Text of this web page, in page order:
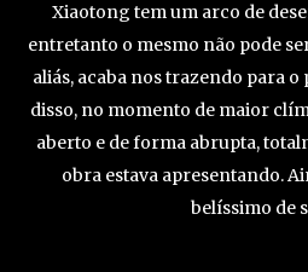
Xiaotong tem um arco de
entretanto o mesmo não pode
aliás, acaba nos trazendo para
disso, no momento de maior
aberto e de forma abrupta,
obra estava apresentando.
belíssimo de